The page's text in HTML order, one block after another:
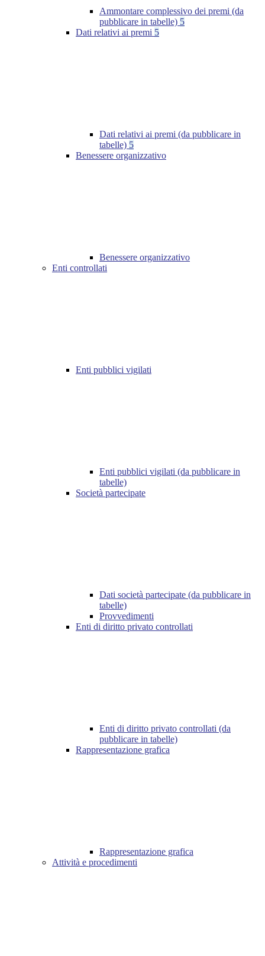
Ammontare complessivo dei premi (da
pubblicare in tabelle) 5
Dati relativi ai premi 5
Dati relativi ai premi (da pubblicare in
tabelle) 5
Benessere organizzativo
Benessere organizzativo
Enti controllati
Enti pubblici vigilati
Enti pubblici vigilati (da pubblicare in
tabelle)
Società partecipate
Dati società partecipate (da pubblicare in
tabelle)
Provvedimenti
Enti di diritto privato controllati
Enti di diritto privato controllati (da
pubblicare in tabelle)
Rappresentazione grafica
Rappresentazione grafica
Attività e procedimenti